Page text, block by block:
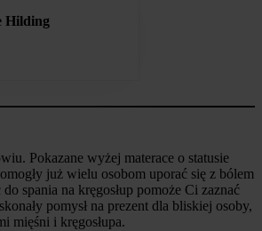
Hilding
Pokazane wyżej materace o statusie
już wielu osobom uporać się z bólem
spania na kręgosłup pomoże Ci zaznać
pomysł na prezent dla bliskiej osoby,
mięśni i kręgosłupa.